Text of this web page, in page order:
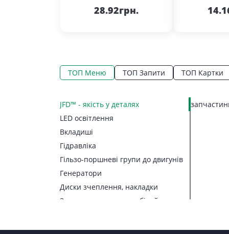
28.92грн.
До кошика До
ТОП Меню ТОП Запити ТОП Картки
JFD™ - якість у деталях
LED освітлення
Вкладиші
Гідравліка
Гільзо-поршневі групи до двигунів
Генератори
Диски зчеплення, накладки
Запчастини до автомобілей
Паливна апаратура